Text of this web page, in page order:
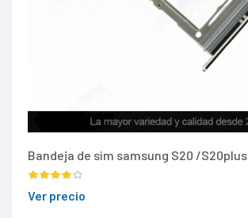
Bandeja de sim samsung S20 /S20plus
Ver precio